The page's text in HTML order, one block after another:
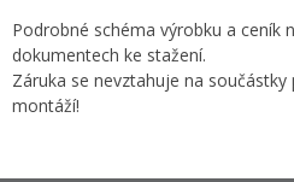
Podrobné schéma výrobku a ceník
dokumentech ke stažení.
Záruka se nevztahuje na
montáží!